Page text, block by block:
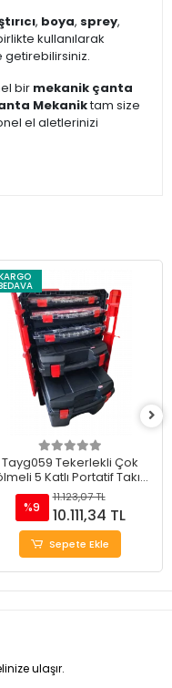
, boya, sprey,
kullanılarak
getirebilirsiniz.
bir mekanik çanta
Mekaniktam size
el aletlerinizi
Tayg059 Tekerlekli Çok
5 Katlı Portatif Takım
Çantası 20"
%9
11.123,07 TL
10.111,34 TL
Sepete Ekle
ulaşır.